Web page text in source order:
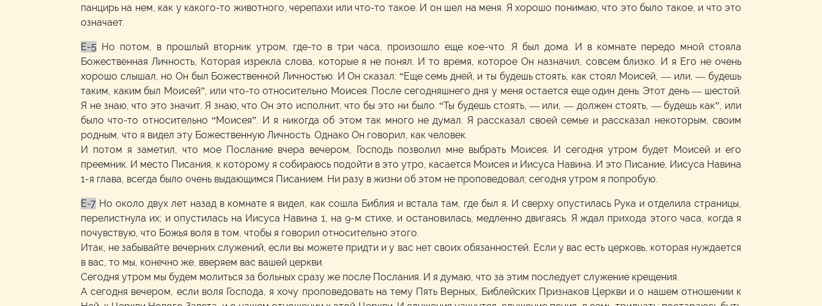
панцирь на нем, как у какого-то животного, черепахи или что-то такое. И он шел на меня. Я хорошо понимаю, что это было такое, и что это
означает.
E-5 Но потом, в прошлый вторник утром, где-то в три часа, произошло еще кое-что. Я был дома. И в комнате передо мной стояла
Божественная Личность, Которая изрекла слова, которые я не понял. И то время, которое Он назначил, совсем близко. И я Его не очень
хорошо слышал, но Он был Божественной Личностью. И Он сказал: “Еще семь дней, и ты будешь стоять, как стоял Моисей, — или, — будешь
таким, каким был Моисей”, или что-то относительно Моисея. После сегодняшнего дня у меня остается еще один день. Этот день — шестой.
Я не знаю, что это значит. Я знаю, что Он это исполнит, что бы это ни было. “Ты будешь стоять, — или, — должен стоять, — будешь как”, или
было что-то относительно “Моисея”. И я никогда об этом так много не думал. Я рассказал своей семье и рассказал некоторым, своим
родным, что я видел эту Божественную Личность. Однако Он говорил, как человек.
И потом я заметил, что мое Послание вчера вечером, Господь позволил мне выбрать Моисея. И сегодня утром будет Моисей и его
преемник. И место Писания, к которому я собираюсь подойти в это утро, касается Моисея и Иисуса Навина. И это Писание, Иисуса Навина
1-я глава, всегда было очень выдающимся Писанием. Ни разу в жизни об этом не проповедовал; сегодня утром я попробую.
E-7 Но около двух лет назад в комнате я видел, как сошла Библия и встала там, где был я. И сверху опустилась Рука и отделила страницы,
перелистнула их; и опустилась на Иисуса Навина 1, на 9-м стихе, и остановилась, медленно двигаясь. Я ждал прихода этого часа, когда я
почувствую, что Божья воля в том, чтобы я говорил относительно этого.
Итак, не забывайте вечерних служений, если вы можете придти и у вас нет своих обязанностей. Если у вас есть церковь, которая нуждается
в вас, то мы, конечно же, вверяем вас вашей церкви.
Сегодня утром мы будем молиться за больных сразу же после Послания. И я думаю, что за этим последует служение крещения.
А сегодня вечером, если воля Господа, я хочу проповедовать на тему Пять Верных, Библейских Признаков Церкви и о нашем отношении к